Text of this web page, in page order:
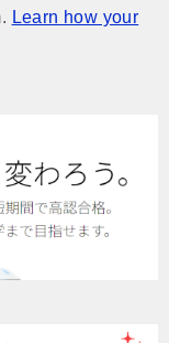
Learn how your